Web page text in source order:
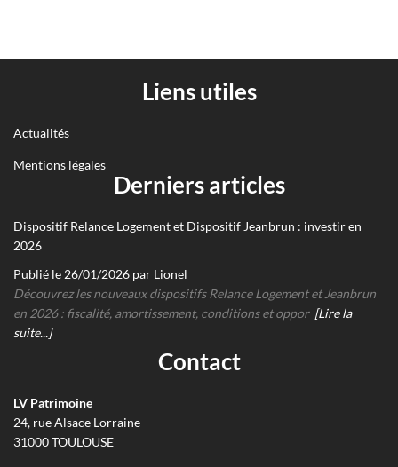
Liens utiles
Actualités
Mentions légales
Derniers articles
Dispositif Relance Logement et Dispositif Jeanbrun : investir en
2026
Publié le 26/01/2026 par Lionel
Découvrez les nouveaux dispositifs Relance Logement et Jeanbrun
en 2026 : fiscalité, amortissement, conditions et oppor [Lire la
suite...]
Contact
LV Patrimoine
24, rue Alsace Lorraine
31000TOULOUSE